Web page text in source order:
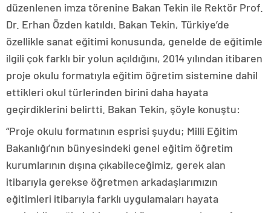
düzenlenen imza törenine Bakan Tekin ile Rektör Prof.
Dr. Erhan Özden katıldı. Bakan Tekin, Türkiye’de
özellikle sanat eğitimi konusunda, genelde de eğitimle
ilgili çok farklı bir yolun açıldığını, 2014 yılından itibaren
proje okulu formatıyla eğitim öğretim sistemine dahil
ettikleri okul türlerinden birini daha hayata
geçirdiklerini belirtti. Bakan Tekin, şöyle konuştu:
“Proje okulu formatının esprisi şuydu; Milli Eğitim
Bakanlığı’nın bünyesindeki genel eğitim öğretim
kurumlarının dışına çıkabileceğimiz, gerek alan
itibarıyla gerekse öğretmen arkadaşlarımızın
eğitimleri itibarıyla farklı uygulamaları hayata